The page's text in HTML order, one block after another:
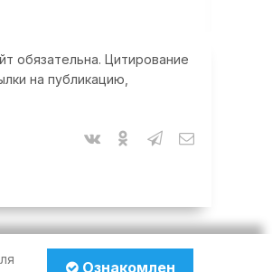
обязательна. Цитирование
на публикацию,
Ознакомлен